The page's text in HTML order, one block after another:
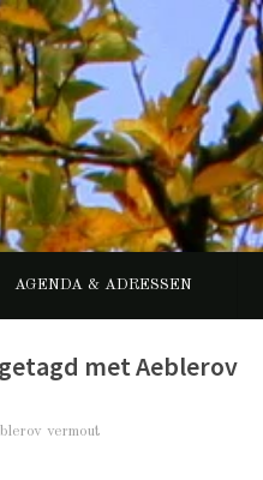
AGENDA & ADRESSEN
met Aeblerov
vermout